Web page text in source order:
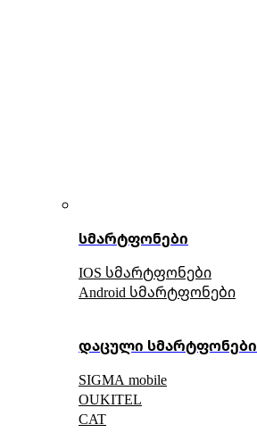
სმარტფონები
IOS სმარტფონები
Android სმარტფონები
დაცული სმარტფონები
SIGMA mobile
OUKITEL
CAT